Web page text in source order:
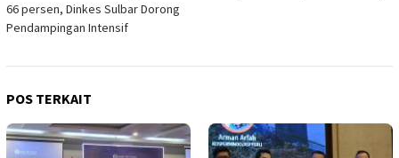
66 persen, Dinkes Sulbar Dorong
Pendampingan Intensif
POS TERKAIT